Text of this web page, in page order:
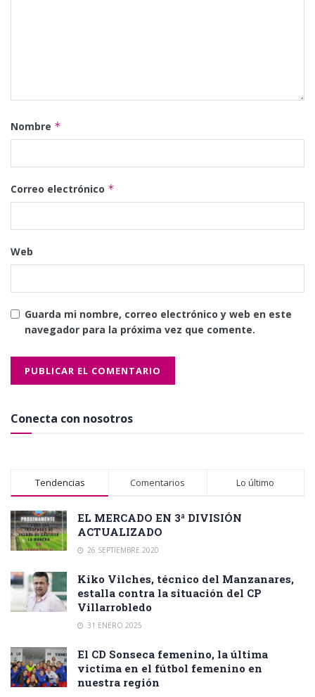
Nombre *
Correo electrónico *
Web
Guarda mi nombre, correo electrónico y web en este
navegador para la próxima vez que comente.
Conecta con nosotros
Tendencias Comentarios Lo último
EL MERCADO EN 3ª DIVISIÓN
ACTUALIZADO
26 SEPTIEMBRE 2020
Kiko Vilches, técnico del Manzanares,
estalla contra la situación del CP
Villarrobledo
31 ENERO 2025
El CD Sonseca femenino, la última
victima en el fútbol femenino en
nuestra región